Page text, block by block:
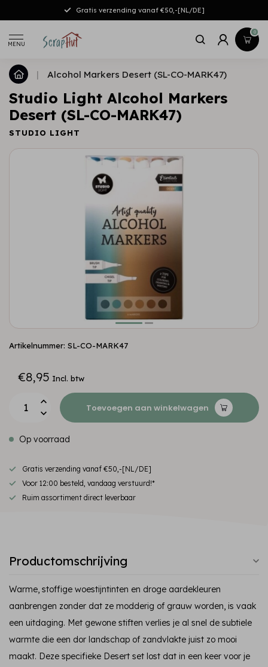
Gratis verzending vanaf €50,-[NL/DE]
MENU
0
| Alcohol Markers Desert (SL-CO-MARK47)
Studio Light Alcohol Markers
Desert (SL-CO-MARK47)
STUDIO LIGHT
Artikelnummer: SL-CO-MARK47
€8,95 Incl. btw
Toevoegen aan winkelwagen
Op voorraad
Gratis verzending vanaf €50,-[NL/DE]
Voor 12:00 besteld, vandaag verstuurd!*
Ruim assortiment direct leverbaar
Productomschrijving
Warme, stoffige woestijntinten en droge aardekleuren
aanbrengen zonder dat ze modderig of grauw worden, is vaak
een uitdaging. Met gewone stiften verlies je al snel de subtiele
warmte die een dor landschap of zandvlakte juist zo mooi
maakt. Deze specifieke Desert set lost dat in een keer voor je